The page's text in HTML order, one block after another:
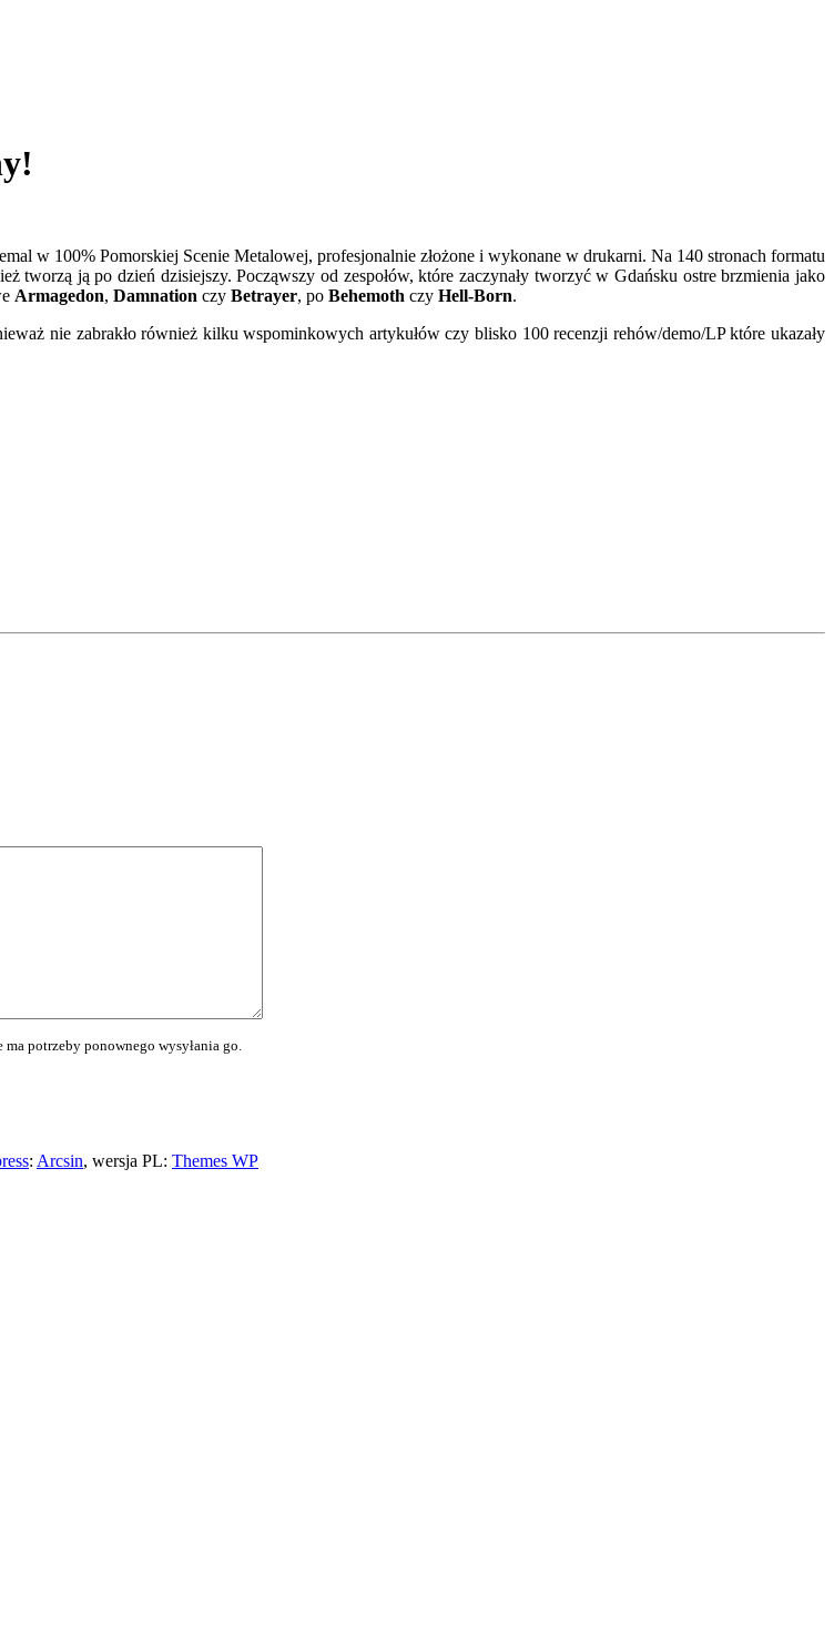
w 100% Pomorskiej Scenie Metalowej, profesjonalnie złożone i wykonane w drukarni. Na 140 stronach formatu
ją po dzień dzisiejszy. Począwszy od zespołów, które zaczynały tworzyć w Gdańsku ostre brzmienia jako
Armagedon, Damnation czy Betrayer, po Behemoth czy Hell-Born.
nie zabrakło również kilku wspominkowych artykułów czy blisko 100 recenzji rehów/demo/LP które ukazały
potrzeby ponownego wysyłania go.
: Arcsin, wersja PL: Themes WP